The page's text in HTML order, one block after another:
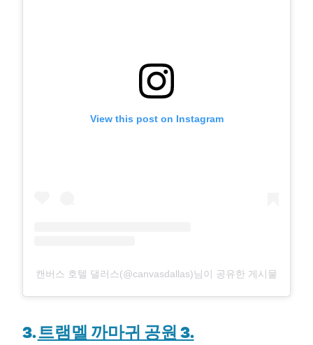
View this post on Instagram
캔버스 호텔 댈러스(@canvasdallas)님이 공유한 게시물
3.트램멜 까마귀 공원 3.